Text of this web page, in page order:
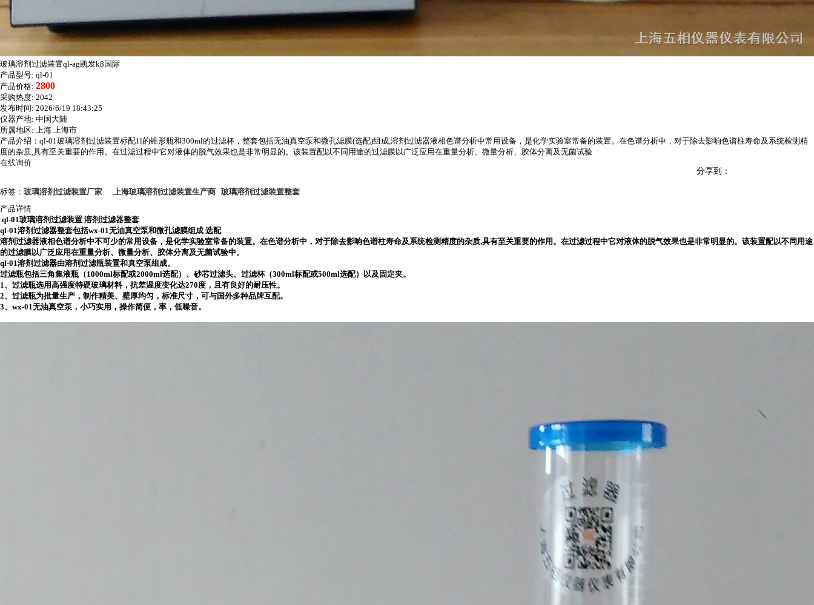
玻璃溶剂过滤装置ql-ag凯发k8国际
产品型号: ql-01
产品价格: 2800
采购热度: 2042
发布时间: 2026/6/19 18:43:25
仪器产地: 中国大陆
所属地区: 上海 上海市
产品介绍：ql-01玻璃溶剂过滤装置标配1l的锥形瓶和300ml的过滤杯，整套包括无油真空泵和微孔滤膜(选配)组成,溶剂过滤器液相色谱分析中常用设备，是化学实验室常备的装置。在色谱分析中，对于除去影响色谱柱寿命及系统检测精
度的杂质,具有至关重要的作用。在过滤过程中它对液体的脱气效果也是非常明显的。该装置配以不同用途的过滤膜以广泛应用在重量分析、微量分析、胶体分离及无菌试验
在线询价
分享到：
标签： 玻璃溶剂过滤装置厂家 上海玻璃溶剂过滤装置生产商 玻璃溶剂过滤装置整套
产品详情
ql-01玻璃溶剂过滤装置 溶剂过滤器整套
ql-01溶剂过滤器整套包括wx-01无油真空泵和微孔滤膜组成 选配
溶剂过滤器液相色谱分析中不可少的常用设备，是化学实验室常备的装置。在色谱分析中，对于除去影响色谱柱寿命及系统检测精度的杂质,具有至关重要的作用。在过滤过程中它对液体的脱气效果也是非常明显的。该装置配以不同用途
的过滤膜以广泛应用在重量分析、微量分析、胶体分离及无菌试验中。
ql-01溶剂过滤器由溶剂过滤瓶装置和真空泵组成。
过滤瓶包括三角集液瓶（1000ml标配或2000ml选配）、砂芯过滤头、过滤杯（300ml标配或500ml选配）以及固定夹。
1、 过滤瓶选用高强度特硬玻璃材料，抗差温度变化达270度，且有良好的耐压性。
2、 过滤瓶为批量生产，制作精美、壁厚均匀，标准尺寸，可与国外多种品牌互配。
3、 wx-01无油真空泵，小巧实用，操作简便，率，低噪音。